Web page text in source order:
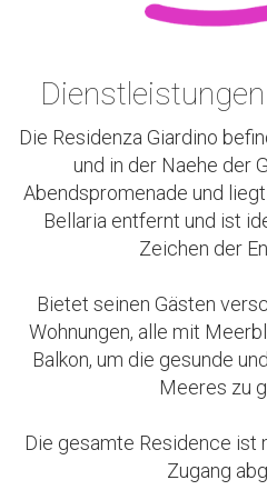
Die Residenza Giardino
und in der Naehe der
Abendspromenade und
Bellaria entfernt und ist
Zeichen der
Bietet seinen Gästen
Wohnungen, alle mit
Balkon, um die gesunde
Meeres zu
Die gesamte Residence ist
Zugang